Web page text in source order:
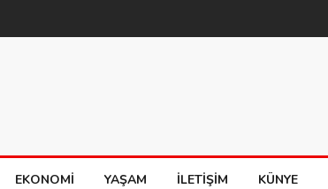
EKONOMI YAŞAM İLETIŞIM KÜNYE